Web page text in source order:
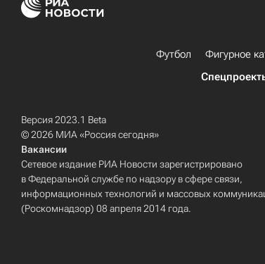
Футбол Фигурное
Версия 2023.1 Beta
© 2026 МИА «Россия сегодня»
Вакансии
Сетевое издание РИА Новости зарегистрировано
в Федеральной службе по надзору в сфере связи,
информационных технологий и массовых
(Роскомнадзор) 08 апреля 2014 года.